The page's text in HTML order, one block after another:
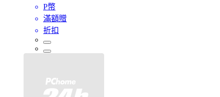
P幣
滿額贈
折扣